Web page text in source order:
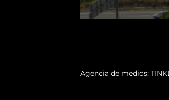
Agencia de medios: